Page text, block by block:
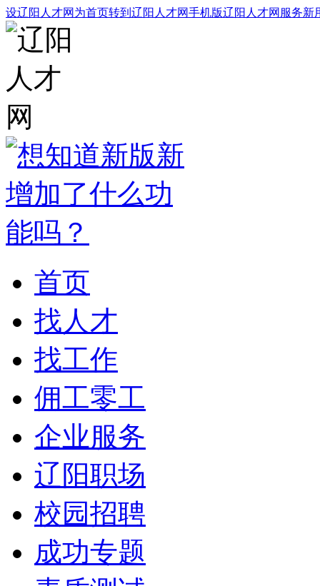
设辽阳人才网为首页转到辽阳人才网手机版辽阳人才网服务新
首页
找人才
找工作
佣工零工
企业服务
辽阳职场
校园招聘
成功专题